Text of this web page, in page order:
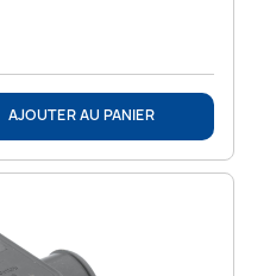
AJOUTER AU PANIER